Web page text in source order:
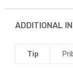
ADDITIONAL
Tip